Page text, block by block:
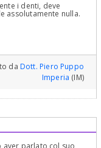
i denti, deve
assolutamente nulla.
da Dott. Piero Puppo
Imperia (IM)
aver parlato col suo